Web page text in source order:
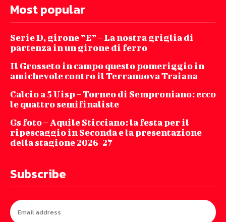
Most popular
Serie D, girone ”E” – La nostra griglia di
partenza in un girone di ferro
Il Grosseto in campo questo pomeriggio in
amichevole contro il Terranuova Traiana
Calcio a 5 Uisp – Torneo di Semproniano: ecco
le quattro semifinaliste
Gs foto – Aquile Sticciano: la festa per il
ripescaggio in Seconda e la presentazione
della stagione 2026-27
Subscribe